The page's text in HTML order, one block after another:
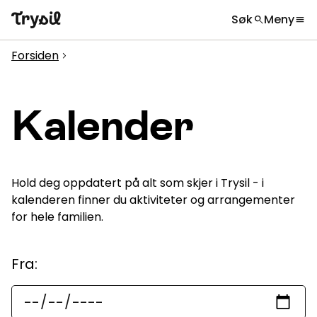
SøksearchMenymenu
globe
Overnatting
Handel
Service
Inspirasjon
Nyttig informasjon
Forsiden chevron_right
Kalender
Hold deg oppdatert på alt som skjer i Trysil - i
kalenderen finner du aktiviteter og arrangementer
for hele familien.
Datoer
Fra: